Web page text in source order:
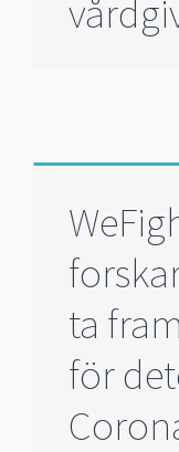
ta
för